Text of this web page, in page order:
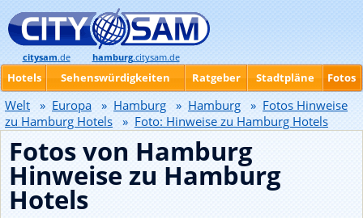
Fotos von Hamburg
Hinweise zu Hamburg
Hotels
citysam.de hamburg.citysam.de
Hotels Sehenswürdigkeiten Ratgeber Stadtpläne Fotos
Welt » Europa » Hamburg » Hamburg » Fotos Hinweise
zu Hamburg Hotels » Foto: Hinweise zu Hamburg Hotels